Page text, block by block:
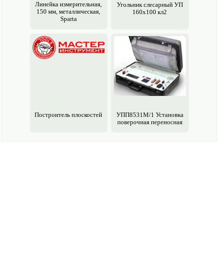
Линейка измерительная,
150 мм, металлическая,
Sparta
Угольник слесарный УП
160х100 кл2
Построитель плоскостей
УПП8531М/1 Установка
поверочная переносная